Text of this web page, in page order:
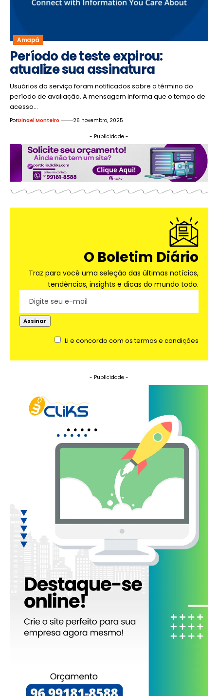
Amapá
Período de teste expirou:
atualize sua assinatura
Usuários do serviço foram notificados sobre o término do
período de avaliação. A mensagem informa que o tempo de
acesso…
PorDinael Monteiro 26 novembro, 2025
- Publicidade -
O Boletim Diário
Traz para você uma seleção das últimas notícias,
tendências, insights e dicas do mundo todo.
Li e concordo com os termos e condições
- Publicidade -